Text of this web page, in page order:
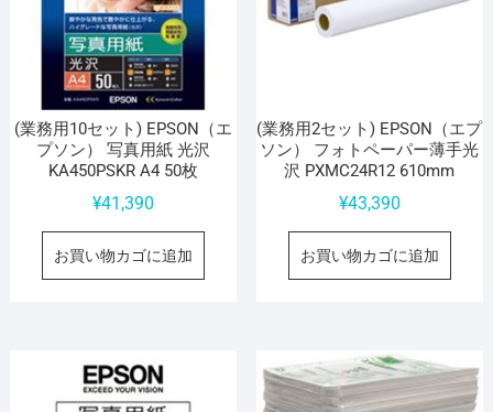
(業務用10セット) EPSON（エ
プソン） 写真用紙 光沢
KA450PSKR A4 50枚
¥41,390
お買い物カゴに追加
(業務用2セット) EPSON（エプ
ソン） フォトペーパー薄手光
沢 PXMC24R12 610mm
¥43,390
お買い物カゴに追加